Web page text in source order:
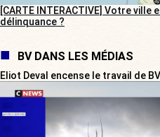
[CARTE INTERACTIVE] Votre
délinquance ?
BV DANS LES MÉDIAS
Eliot Deval encense le travail de